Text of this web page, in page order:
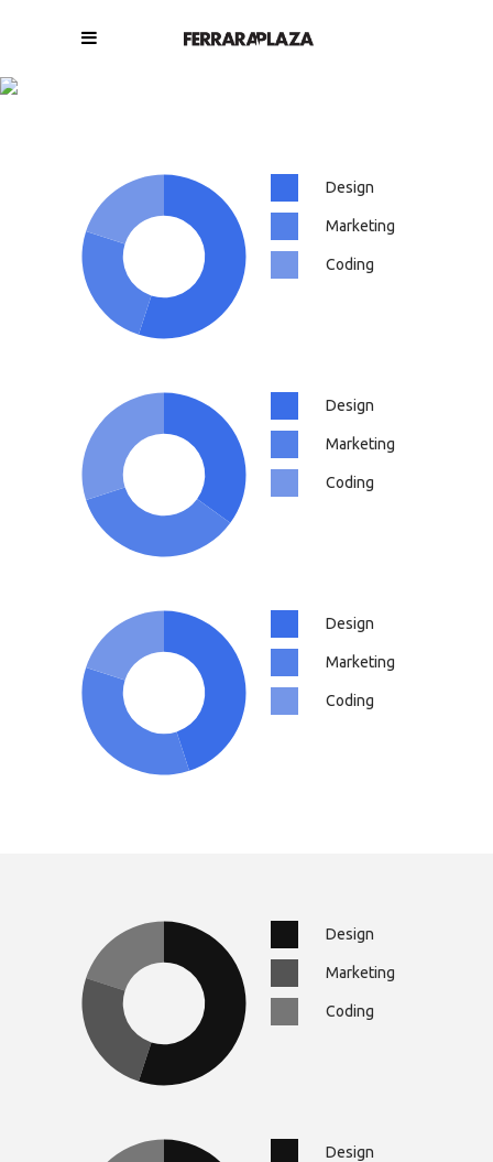
Design
Marketing
Coding
Design
Marketing
Coding
Design
Marketing
Coding
Design
Marketing
Coding
Design